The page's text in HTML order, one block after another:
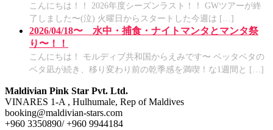
こんにちは！！ 2026年度シーズンラスト！！ GWツアーが終
了しました〜(泣) 火曜日からスタートした今週は […]
2026/04/18〜 水中・捕食・ナイトマンタとマンタ祭
り〜！！
こんにちは！ モルディブ共和国からえみです〜 ベッタベタの
ベタ凪が続き、移り変わり前の乾季感を満喫！な1週間と […]
Maldivian Pink Star Pvt. Ltd.
VINARES 1-A , Hulhumale, Rep of Maldives
booking@maldivian-stars.com
+960 3350890/ +960 9944184